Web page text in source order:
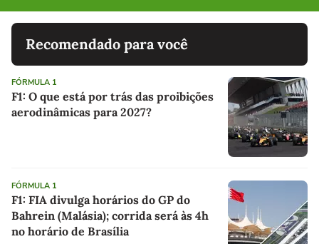
Recomendado para você
FÓRMULA 1
F1: O que está por trás das proibições
aerodinâmicas para 2027?
FÓRMULA 1
F1: FIA divulga horários do GP do
Bahrein (Malásia); corrida será às 4h
no horário de Brasília